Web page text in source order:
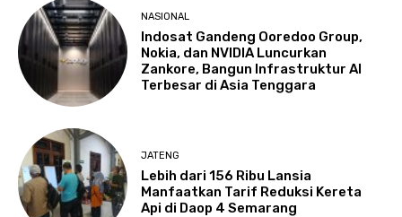
NASIONAL
Indosat Gandeng Ooredoo Group,
Nokia, dan NVIDIA Luncurkan
Zankore, Bangun Infrastruktur AI
Terbesar di Asia Tenggara
JATENG
Lebih dari 156 Ribu Lansia
Manfaatkan Tarif Reduksi Kereta
Api di Daop 4 Semarang